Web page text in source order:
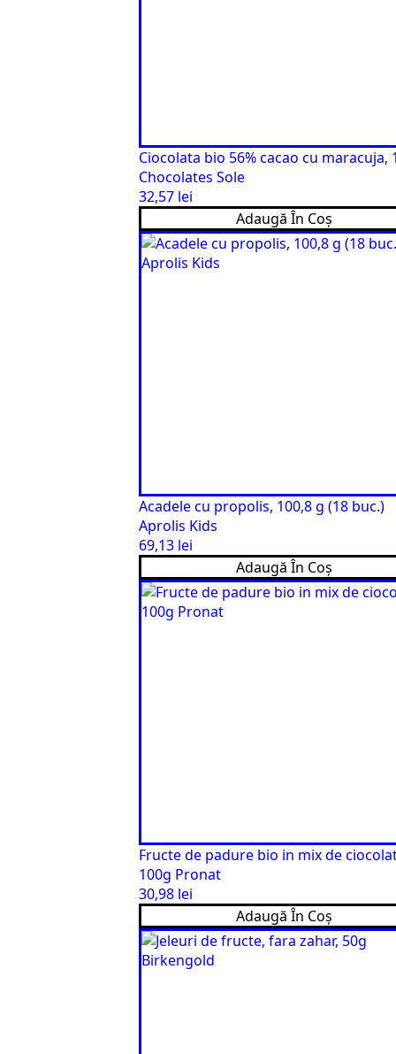
Ciocolata bio 56% cacao cu maracuja,
Chocolates Sole
32,57 lei
Adaugă În Coș
Acadele cu propolis, 100,8 g (18 buc.)
Aprolis Kids
69,13 lei
Adaugă În Coș
Fructe de padure bio in mix de
100g Pronat
30,98 lei
Adaugă În Coș